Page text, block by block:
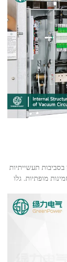
תעשייתיות
מופתיות. גלו